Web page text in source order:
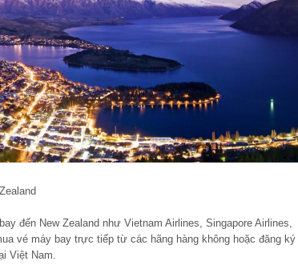
đến New Zealand như Vietnam Airlines, Singapore Airlines,
vé máy bay trực tiếp từ các hãng hàng không hoặc đăng ký
Việt Nam.